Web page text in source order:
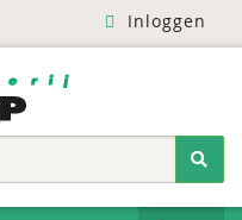
Inloggen